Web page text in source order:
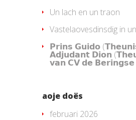
Un lach en un traon
Vastelaovesdinsdig in
𝗣𝗿𝗶𝗻𝘀 𝗚𝘂𝗶𝗱𝗼
𝗔𝗱𝗷𝘂𝗱𝗮𝗻𝘁 𝗗𝗶𝗼𝗻
𝘃𝗮𝗻 𝗖𝗩 𝗱𝗲
aoje doës
februari 2026